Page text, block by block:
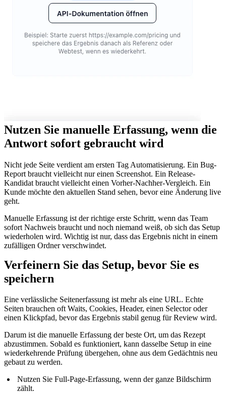
Nutzen Sie manuelle Erfassung, wenn die
Antwort sofort gebraucht wird
Nicht jede Seite verdient am ersten Tag Automatisierung. Ein Bug-
Report braucht vielleicht nur einen Screenshot. Ein Release-
Kandidat braucht vielleicht einen Vorher-Nachher-Vergleich. Ein
Kunde möchte den aktuellen Stand sehen, bevor eine Änderung live
geht.
Manuelle Erfassung ist der richtige erste Schritt, wenn das Team
sofort Nachweis braucht und noch niemand weiß, ob sich das Setup
wiederholen wird. Wichtig ist nur, dass das Ergebnis nicht in einem
zufälligen Ordner verschwindet.
Verfeinern Sie das Setup, bevor Sie es
speichern
Eine verlässliche Seitenerfassung ist mehr als eine URL. Echte
Seiten brauchen oft Waits, Cookies, Header, einen Selector oder
einen Klickpfad, bevor das Ergebnis stabil genug für Review wird.
Darum ist die manuelle Erfassung der beste Ort, um das Rezept
abzustimmen. Sobald es funktioniert, kann dasselbe Setup in eine
wiederkehrende Prüfung übergehen, ohne aus dem Gedächtnis neu
gebaut zu werden.
Nutzen Sie Full-Page-Erfassung, wenn der ganze Bildschirm
zählt.